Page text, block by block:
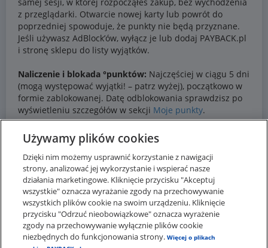
Używamy plików cookies
Dzięki nim możemy usprawnić korzystanie z nawigacji
strony, analizować jej wykorzystanie i wspierać nasze
działania marketingowe. Kliknięcie przycisku "Akceptuj
wszystkie" oznacza wyrażanie zgody na przechowywanie
wszystkich plików cookie na swoim urządzeniu. Kliknięcie
przycisku "Odrzuć nieobowiązkowe" oznacza wyrażenie
zgody na przechowywanie wyłącznie plików cookie
niezbędnych do funkcjonowania strony.Więcej o plikach